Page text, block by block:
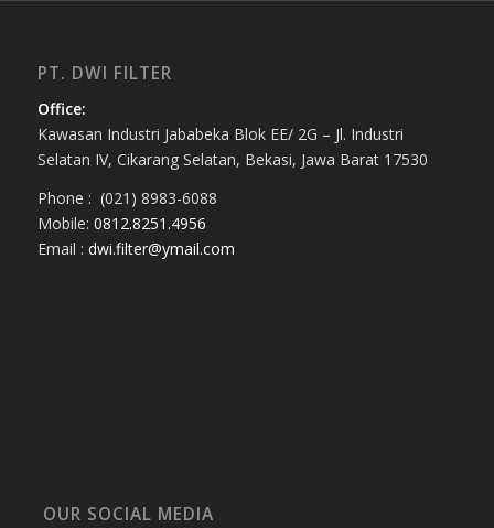
PT. DWI FILTER
Office:
Kawasan Industri Jababeka Blok EE/ 2G – Jl. Industri
Selatan IV, Cikarang Selatan, Bekasi, Jawa Barat 17530
Phone : (021) 8983-6088
Mobile: 0812.8251.4956
Email : dwi.filter@ymail.com
OUR SOCIAL MEDIA